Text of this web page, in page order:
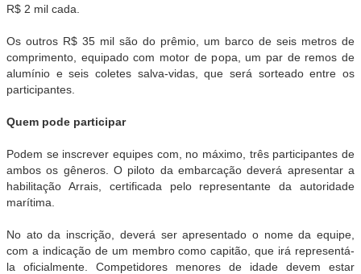
R$ 2 mil cada.
Os outros R$ 35 mil são do prêmio, um barco de seis metros de
comprimento, equipado com motor de popa, um par de remos de
alumínio e seis coletes salva-vidas, que será sorteado entre os
participantes.
Quem pode participar
Podem se inscrever equipes com, no máximo, três participantes de
ambos os gêneros. O piloto da embarcação deverá apresentar a
habilitação Arrais, certificada pelo representante da autoridade
marítima.
No ato da inscrição, deverá ser apresentado o nome da equipe,
com a indicação de um membro como capitão, que irá representá-
la oficialmente. Competidores menores de idade devem estar